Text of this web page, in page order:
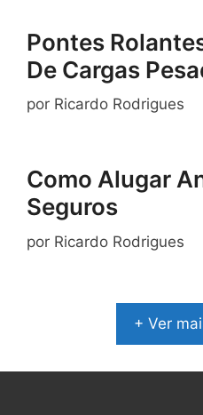
Pontes
De Cargas
por Ricardo Rodrigues
Como Alugar
Seguros
por Ricardo Rodrigues
+ Ver